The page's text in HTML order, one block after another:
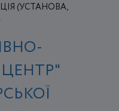
(УСТАНОВА,